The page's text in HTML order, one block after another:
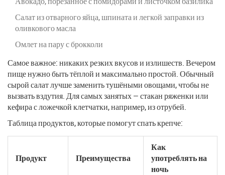
Салат из отварного яйца, шпината и легкой заправки из
оливкового масла
Омлет на пару с брокколи
Самое важное: никаких резких вкусов и излишеств. Вечером
пище нужно быть тёплой и максимально простой. Обычный
сырой салат лучше заменить тушёными овощами, чтобы не
вызвать вздутия. Для самых занятых — стакан ряженки или
кефира с ложечкой клетчатки, например, из отрубей.
Таблица продуктов, которые помогут спать крепче:
Продукт Преимущества
Как
употреблять на
ночь